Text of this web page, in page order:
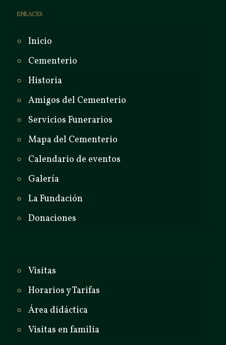
ENLACES
Inicio
Cementerio
Historia
Amigos del Cementerio
Servicios Funerarios
Mapa del Cementerio
Calendario de eventos
Galería
La Fundación
Donaciones
Visitas
Horarios y Tarifas
Área didáctica
Visitas en familia